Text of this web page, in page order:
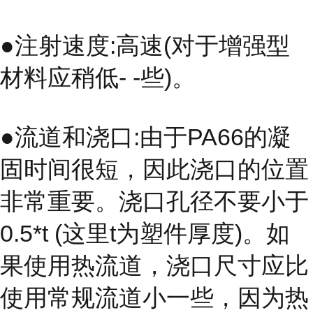
●注射速度:高速(对于增强型
材料应稍低- -些)。
●流道和浇口:由于PA66的凝
固时间很短，因此浇口的位置
非常重要。浇口孔径不要小于
0.5*t (这里t为塑件厚度)。如
果使用热流道，浇口尺寸应比
使用常规流道小一些，因为热